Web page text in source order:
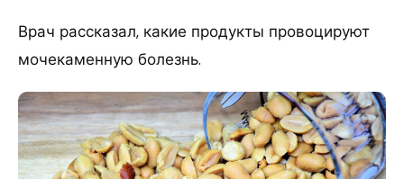
Врач рассказал, какие продукты провоцируют
мочекаменную болезнь.